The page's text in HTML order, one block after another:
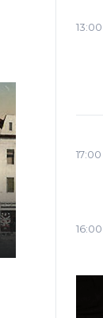
13:00
17:00
16:00